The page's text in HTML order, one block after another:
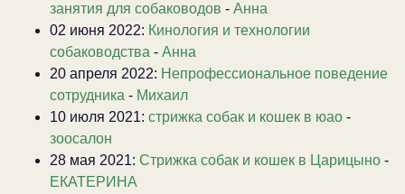
занятия для собаководов - Анна
02 июня 2022: Кинология и технологии
собаководства - Анна
20 апреля 2022: Непрофессиональное поведение
сотрудника - Михаил
10 июля 2021: стрижка собак и кошек в юао -
зоосалон
28 мая 2021: Стрижка собак и кошек в Царицыно -
ЕКАТЕРИНА